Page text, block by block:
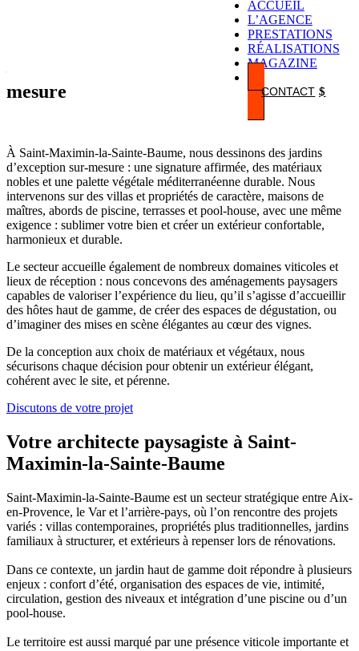
ACCUEIL
L’AGENCE
PRESTATIONS
RÉALISATIONS
MAGAZINE
CONTACT
Architecte paysagiste à Saint-Maximin-
– Conception et création de jardins sur-
mesure
À Saint-Maximin-la-Sainte-Baume, nous dessinons des jardins
d’exception sur-mesure : une signature affirmée, des matériaux
nobles et une palette végétale méditerranéenne durable. Nous
intervenons sur des villas et propriétés de caractère, maisons de
maîtres, abords de piscine, terrasses et pool-house, avec une même
exigence : sublimer votre bien et créer un extérieur confortable,
harmonieux et durable.
Le secteur accueille également de nombreux domaines viticoles et
lieux de réception : nous concevons des aménagements paysagers
capables de valoriser l’expérience du lieu, qu’il s’agisse d’accueillir
des hôtes haut de gamme, de créer des espaces de dégustation, ou
d’imaginer des mises en scène élégantes au cœur des vignes.
De la conception aux choix de matériaux et végétaux, nous
sécurisons chaque décision pour obtenir un extérieur élégant,
cohérent avec le site, et pérenne.
Discutons de votre projet
Votre architecte paysagiste à Saint-
Maximin-la-Sainte-Baume
Saint-Maximin-la-Sainte-Baume est un secteur stratégique entre Aix-
en-Provence, le Var et l’arrière-pays, où l’on rencontre des projets
variés : villas contemporaines, propriétés plus traditionnelles, jardins
familiaux à structurer, et extérieurs à repenser lors de rénovations.
Dans ce contexte, un jardin haut de gamme doit répondre à plusieurs
enjeux : confort d’été, organisation des espaces de vie, intimité,
circulation, gestion des niveaux et intégration d’une piscine ou d’un
pool-house.
Le territoire est aussi marqué par une présence viticole importante et